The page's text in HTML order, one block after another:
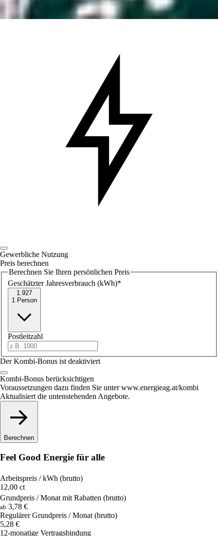
Gewerbliche Nutzung
Preis berechnen
Berechnen Sie Ihren persönlichen Preis
Geschätzter Jahresverbrauch (kWh)*
1.927
1 Person
Postleitzahl
Der Kombi-Bonus ist deaktiviert
Kombi-Bonus berücksichtigen
Voraussetzungen dazu finden Sie unter www.energieag.at/kombi
Aktualisiert die untenstehenden Angebote.
Berechnen
Feel Good Energie für alle
Arbeitspreis / kWh (brutto)
12,00 ct
Grundpreis / Monat mit Rabatten (brutto)
ab 3,78 €
Regulärer Grundpreis / Monat(brutto)
5,28 €
12-monatige Vertragsbindung